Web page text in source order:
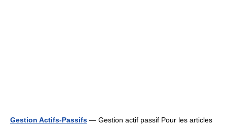
Gestion Actifs-Passifs — Gestion actif passif Pour les articles